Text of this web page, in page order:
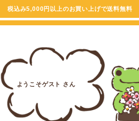
税込み5,000円以上のお買い上げで送料無料
ようこそゲスト さん